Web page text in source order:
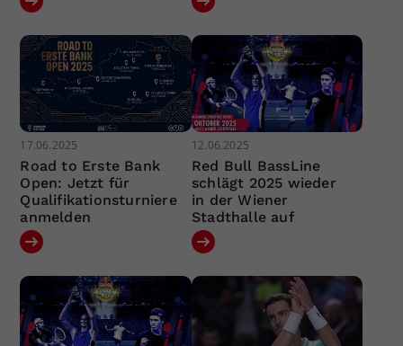
17.06.2025
Road to Erste Bank
Open: Jetzt für
Qualifikationsturniere
anmelden
12.06.2025
Red Bull BassLine
schlägt 2025 wieder
in der Wiener
Stadthalle auf